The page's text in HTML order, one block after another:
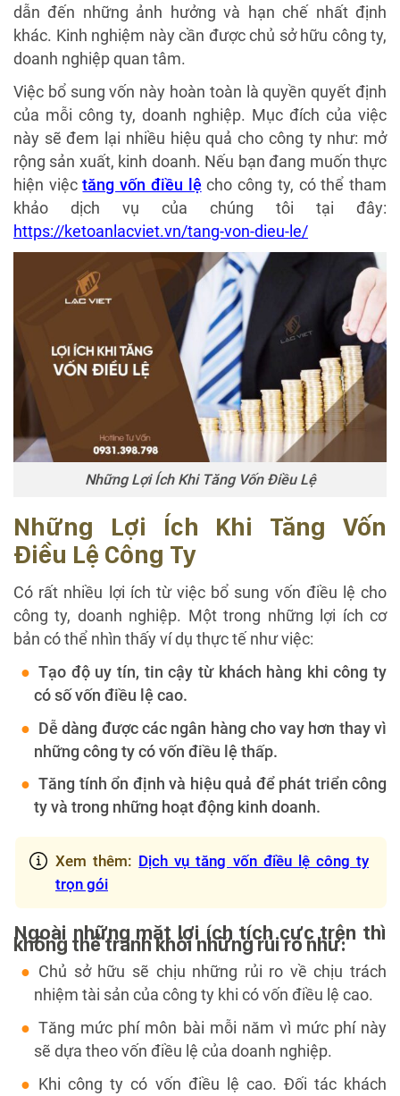
dẫn đến những ảnh hưởng và hạn chế nhất định
khác. Kinh nghiệm này cần được chủ sở hữu công ty,
doanh nghiệp quan tâm.
Việc bổ sung vốn này hoàn toàn là quyền quyết định
của mỗi công ty, doanh nghiệp. Mục đích của việc
này sẽ đem lại nhiều hiệu quả cho công ty như: mở
rộng sản xuất, kinh doanh. Nếu bạn đang muốn thực
hiện việctăng vốn điều lệ cho công ty, có thể tham
khảo dịch vụ của chúng tôi tại đây:
https://ketoanlacviet.vn/tang-von-dieu-le/
Những Lợi Ích Khi Tăng Vốn Điều Lệ
Những Lợi Ích Khi Tăng Vốn
Điều Lệ Công Ty
Có rất nhiều lợi ích từ việc bổ sung vốn điều lệ cho
công ty, doanh nghiệp. Một trong những lợi ích cơ
bản có thể nhìn thấy ví dụ thực tế như việc:
Tạo độ uy tín, tin cậy từ khách hàng khi công ty
có số vốn điều lệ cao.
Dễ dàng được các ngân hàng cho vay hơn thay vì
những công ty có vốn điều lệ thấp.
Tăng tính ổn định và hiệu quả để phát triển công
ty và trong những hoạt động kinh doanh.
Xem thêm: Dịch vụ tăng vốn điều lệ công ty
trọn gói
Ngoài những mặt lợi ích tích cực trên thì
không thể tránh khỏi những rủi ro như:
Chủ sở hữu sẽ chịu những rủi ro về chịu trách
nhiệm tài sản của công ty khi có vốn điều lệ cao.
Tăng mức phí môn bài mỗi năm vì mức phí này
sẽ dựa theo vốn điều lệ của doanh nghiệp.
Khi công ty có vốn điều lệ cao. Đối tác khách